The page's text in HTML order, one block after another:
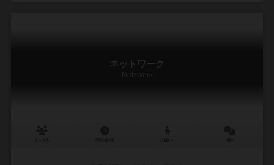
ネットワーク
Netzwerk